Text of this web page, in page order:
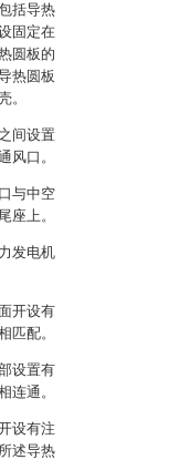
括导热
固定在
圆板的
热圆板
。
间设置
风口。
与中空
座上。
发电机
开设有
匹配。
设置有
连通。
设有注
述导热